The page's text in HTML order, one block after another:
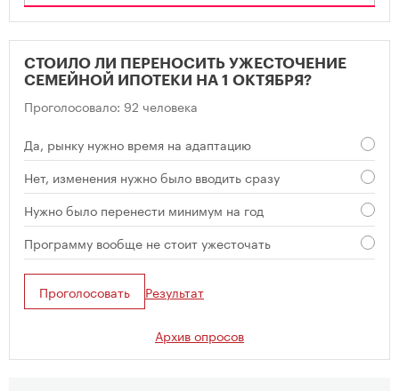
СТОИЛО ЛИ ПЕРЕНОСИТЬ УЖЕСТОЧЕНИЕ
СЕМЕЙНОЙ ИПОТЕКИ НА 1 ОКТЯБРЯ?
Проголосовало: 92 человека
Да, рынку нужно время на адаптацию
Нет, изменения нужно было вводить сразу
Нужно было перенести минимум на год
Программу вообще не стоит ужесточать
Проголосовать Результат
Архив опросов